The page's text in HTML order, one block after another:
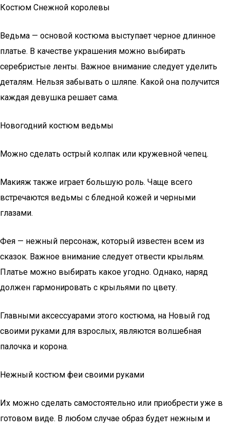
Костюм Снежной королевы
Ведьма — основой костюма выступает черное длинное
платье. В качестве украшения можно выбирать
серебристые ленты. Важное внимание следует уделить
деталям. Нельзя забывать о шляпе. Какой она получится
каждая девушка решает сама.
Новогодний костюм ведьмы
Можно сделать острый колпак или кружевной чепец.
Макияж также играет большую роль. Чаще всего
встречаются ведьмы с бледной кожей и черными
глазами.
Фея — нежный персонаж, который известен всем из
сказок. Важное внимание следует отвести крыльям.
Платье можно выбирать какое угодно. Однако, наряд
должен гармонировать с крыльями по цвету.
Главными аксессуарами этого костюма, на Новый год
своими руками для взрослых, являются волшебная
палочка и корона.
Нежный костюм феи своими руками
Их можно сделать самостоятельно или приобрести уже в
готовом виде. В любом случае образ будет нежным и